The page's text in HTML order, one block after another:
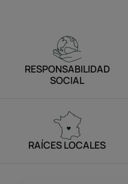
RESPONSABILIDAD
SOCIAL
RAÍCES LOCALES